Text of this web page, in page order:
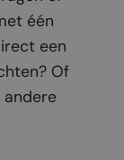
één
een
Of
andere